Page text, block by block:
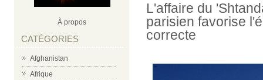
À propos
CATÉGORIES
Afghanistan
Afrique
L'affaire du
parisien favorise
correcte